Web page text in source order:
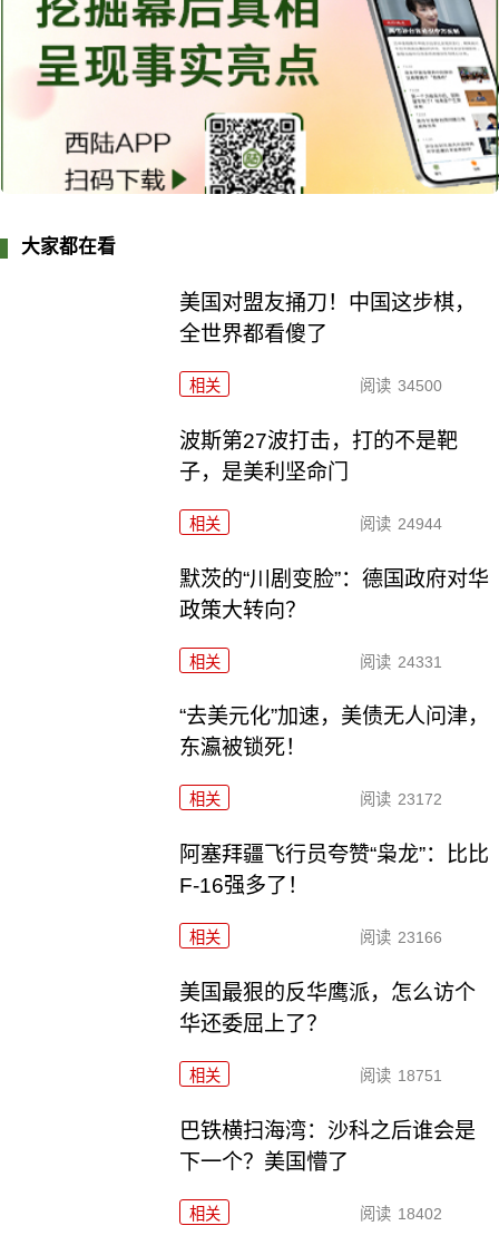
大家都在看
美国对盟友捅刀！中国这步棋，
全世界都看傻了
相关 阅读 34500
波斯第27波打击，打的不是靶
子，是美利坚命门
相关 阅读 24944
默茨的“川剧变脸”：德国政府对华
政策大转向？
相关 阅读 24331
“去美元化”加速，美债无人问津，
东瀛被锁死！
相关 阅读 23172
阿塞拜疆飞行员夸赞“枭龙”：比比
F-16强多了！
相关 阅读 23166
美国最狠的反华鹰派，怎么访个
华还委屈上了？
相关 阅读 18751
巴铁横扫海湾：沙科之后谁会是
下一个？美国懵了
相关 阅读 18402